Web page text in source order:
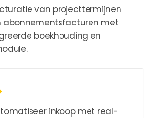
van projecttermijnen
abonnementsfacturen met
boekhouding en
inkoop met real-